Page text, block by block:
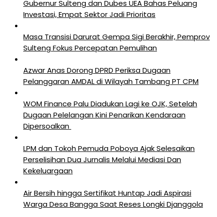
Gubernur Sulteng dan Dubes UEA Bahas Peluang
Investasi, Empat Sektor Jadi Prioritas
Masa Transisi Darurat Gempa Sigi Berakhir, Pemprov
Sulteng Fokus Percepatan Pemulihan
Azwar Anas Dorong DPRD Periksa Dugaan
Pelanggaran AMDAL di Wilayah Tambang PT CPM
‎WOM Finance Palu Diadukan Lagi ke OJK, Setelah
Dugaan Pelelangan Kini Penarikan Kendaraan
Dipersoalkan ‎
LPM dan Tokoh Pemuda Poboya Ajak Selesaikan
Perselisihan Dua Jurnalis Melalui Mediasi Dan
Kekeluargaan
Air Bersih hingga Sertifikat Huntap Jadi Aspirasi
Warga Desa Bangga Saat Reses Longki Djanggola